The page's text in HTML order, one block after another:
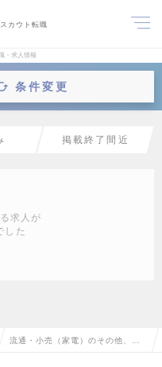
カウト転職
・求人情報
条件変更
掲載終了間近
求人が
した
流通・小売（家電）のその他、経